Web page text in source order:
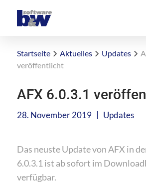
Startseite Aktuelles Updates
veröffentlicht
AFX 6.0.3.1
28. November 2019 | Updates
Das neuste Update von AFX in
6.0.3.1 ist ab sofort im
verfügbar.